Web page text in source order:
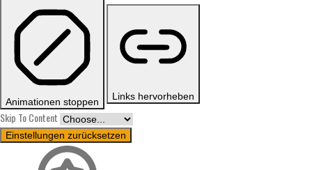
Animationen stoppen Links hervorheben
Skip To Content
Einstellungen zurücksetzen